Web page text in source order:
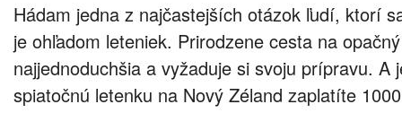
Hádam jedna z najčastejších otázok ľudí, ktorí
je ohľadom leteniek. Prirodzene cesta na
najjednoduchšia a vyžaduje si svoju prípravu. A
spiatočnú letenku na Nový Zéland zaplatíte